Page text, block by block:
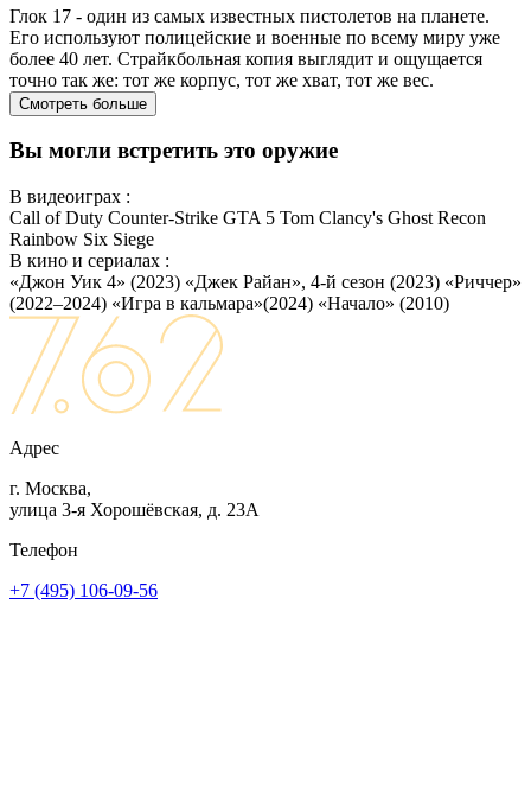
Глок 17 - один из самых известных пистолетов на планете.
Его используют полицейские и военные по всему миру уже
более 40 лет. Страйкбольная копия выглядит и ощущается
точно так же: тот же корпус, тот же хват, тот же вес.
Смотреть больше
Вы могли встретить это оружие
В видеоиграх :
Call of Duty Counter-Strike GTA 5 Tom Clancy's Ghost Recon
Rainbow Six Siege
В кино и сериалах :
«Джон Уик 4» (2023) «Джек Райан», 4-й сезон (2023) «Риччер»
(2022–2024) «Игра в кальмара»(2024) «Начало» (2010)
Адрес
г. Москва,
улица 3-я Хорошёвская, д. 23А
Телефон
+7 (495) 106-09-56